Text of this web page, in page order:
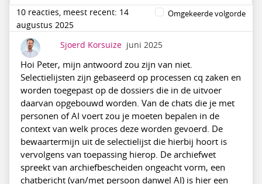
10 reacties, meest recent: 14
augustus 2025
Omgekeerde volgorde
Sjoerd Korsuize juni 2025
Hoi Peter, mijn antwoord zou zijn van niet.
Selectielijsten zijn gebaseerd op processen cq zaken en
worden toegepast op de dossiers die in de uitvoer
daarvan opgebouwd worden. Van de chats die je met
personen of AI voert zou je moeten bepalen in de
context van welk proces deze worden gevoerd. De
bewaartermijn uit de selectielijst die hierbij hoort is
vervolgens van toepassing hierop. De archiefwet
spreekt van archiefbescheiden ongeacht vorm, een
chatbericht (van/met persoon danwel AI) is hier een